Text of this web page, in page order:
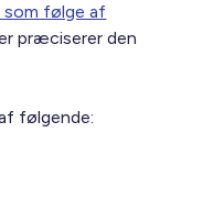
som følge af
præciserer den
følgende: